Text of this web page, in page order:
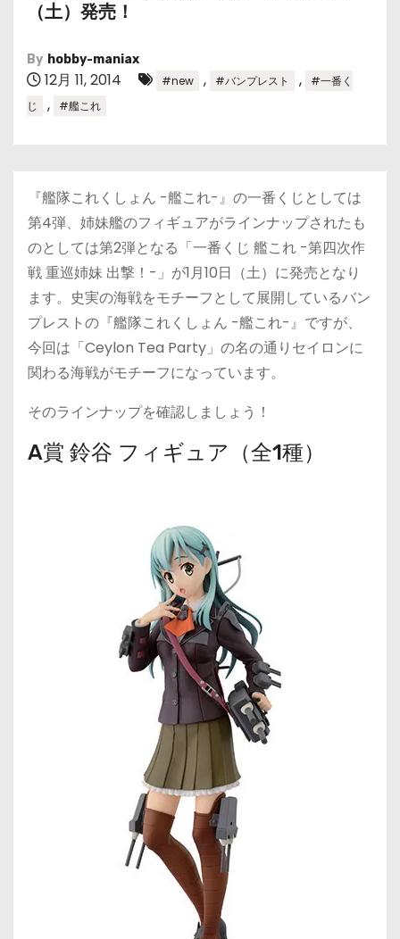
（土）発売！
By hobby-maniax
12月 11, 2014 #new , #バンプレスト ,
#一番く
じ
, #艦これ
『艦隊これくしょん -艦これ-』の一番くじとしては
第4弾、姉妹艦のフィギュアがラインナップされたも
のとしては第2弾となる「一番くじ 艦これ -第四次作
戦 重巡姉妹 出撃！-」が1月10日（土）に発売となり
ます。史実の海戦をモチーフとして展開しているバン
プレストの『艦隊これくしょん -艦これ-』ですが、
今回は「Ceylon Tea Party」の名の通りセイロンに
関わる海戦がモチーフになっています。
そのラインナップを確認しましょう！
A賞 鈴谷 フィギュア（全1種）